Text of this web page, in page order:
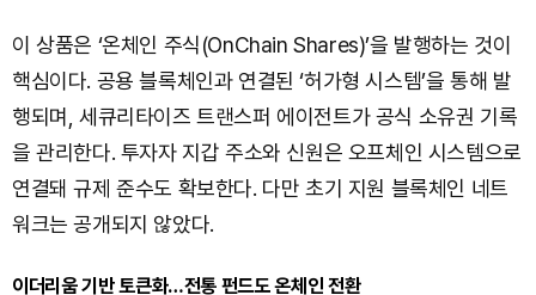
이 상품은 ‘온체인 주식(OnChain Shares)’을 발행하는 것이
핵심이다. 공용 블록체인과 연결된 ‘허가형 시스템’을 통해 발
행되며, 세큐리타이즈 트랜스퍼 에이전트가 공식 소유권 기록
을 관리한다. 투자자 지갑 주소와 신원은 오프체인 시스템으로
연결돼 규제 준수도 확보한다. 다만 초기 지원 블록체인 네트
워크는 공개되지 않았다.
이더리움 기반 토큰화…전통 펀드도 온체인 전환